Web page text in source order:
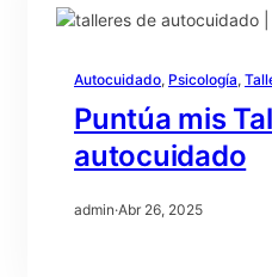
Autocuidado, Psicología,
Puntúa mis
autocuidado
admin·Abr 26, 2025